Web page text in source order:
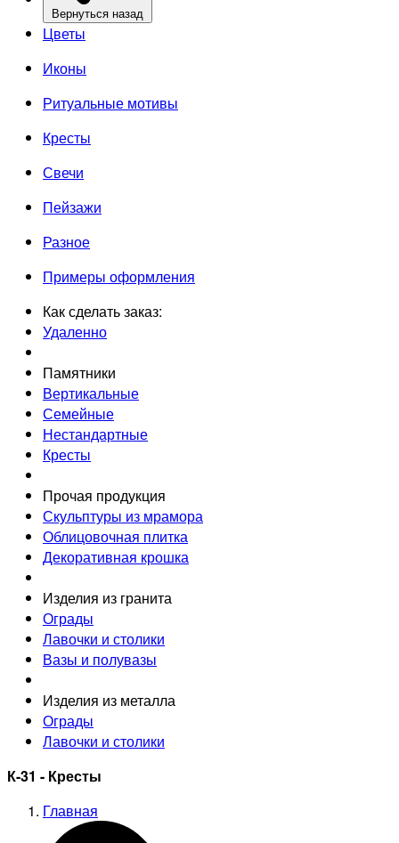
Вернуться назад
Цветы
Иконы
Ритуальные мотивы
Кресты
Свечи
Пейзажи
Разное
Примеры оформления
Как сделать заказ:
Удаленно
Памятники
Вертикальные
Семейные
Нестандартные
Кресты
Прочая продукция
Скульптуры из мрамора
Облицовочная плитка
Декоративная крошка
Изделия из гранита
Ограды
Лавочки и столики
Вазы и полувазы
Изделия из металла
Ограды
Лавочки и столики
К-31 - Кресты
Главная